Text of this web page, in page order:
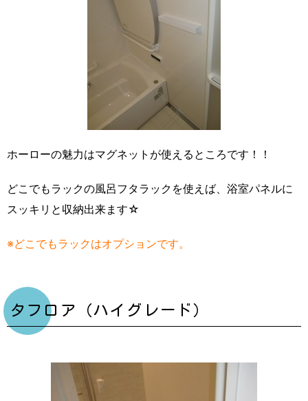
ホーローの魅力はマグネットが使えるところです！！
どこでもラックの風呂フタラックを使えば、浴室パネルに
スッキリと収納出来ます☆
※どこでもラックはオプションです。
タフロア（ハイグレード）